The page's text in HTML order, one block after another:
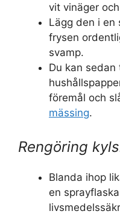
vit vinäger
Lägg den i en
frysen
svamp.
Du kan sedan
föremål och
mässing.
Rengöring
Blanda ihop
en